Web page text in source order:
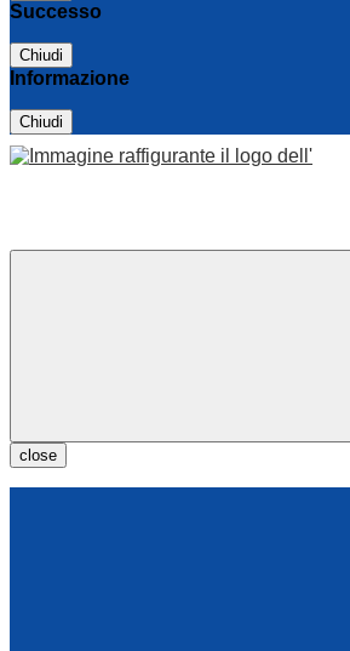
Successo
Chiudi
Informazione
Chiudi
close